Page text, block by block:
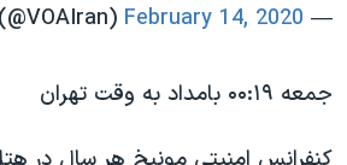
— VOA Farsi (@VOAIran)
February 14, 2020
جمعه ۰۰:۱۹ بامداد به وقت تهران